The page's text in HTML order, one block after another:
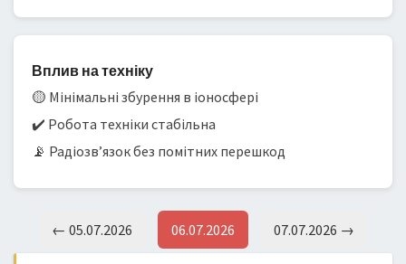
Вплив на техніку
🟡 Мінімальні збурення в іоносфері
✔️ Робота техніки стабільна
📡 Радіозв’язок без помітних перешкод
← 05.07.2026 06.07.2026 07.07.2026 →